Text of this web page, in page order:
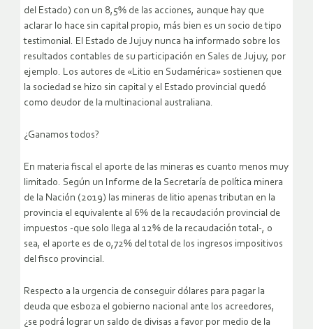
del Estado) con un 8,5% de las acciones, aunque hay que
aclarar lo hace sin capital propio, más bien es un socio de tipo
testimonial. El Estado de Jujuy nunca ha informado sobre los
resultados contables de su participación en Sales de Jujuy, por
ejemplo. Los autores de «Litio en Sudamérica» sostienen que
la sociedad se hizo sin capital y el Estado provincial quedó
como deudor de la multinacional australiana.
¿Ganamos todos?
En materia fiscal el aporte de las mineras es cuanto menos muy
limitado. Según un Informe de la Secretaría de política minera
de la Nación (2019) las mineras de litio apenas tributan en la
provincia el equivalente al 6% de la recaudación provincial de
impuestos -que solo llega al 12% de la recaudación total-, o
sea, el aporte es de 0,72% del total de los ingresos impositivos
del fisco provincial.
Respecto a la urgencia de conseguir dólares para pagar la
deuda que esboza el gobierno nacional ante los acreedores,
¿se podrá lograr un saldo de divisas a favor por medio de la